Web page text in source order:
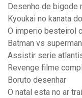
Desenho de bigode
Kyoukai no kanata
O imperio besteirol
Batman vs
Assistir serie
Revenge filme
Boruto desenhar
O natal esta no ar